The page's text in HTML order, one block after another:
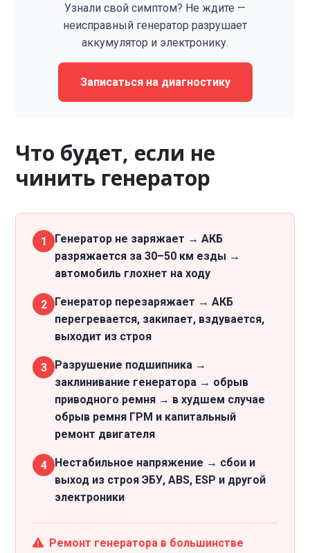
Узнали свой симптом? Не ждите —
неисправный генератор разрушает
аккумулятор и электронику.
Записаться на диагностику
Что будет, если не
чинить генератор
1
Генератор не заряжает → АКБ
разряжается за 30–50 км езды →
автомобиль глохнет на ходу
2
Генератор перезаряжает → АКБ
перегревается, закипает, вздувается,
выходит из строя
3
Разрушение подшипника →
заклинивание генератора → обрыв
приводного ремня → в худшем случае
обрыв ремня ГРМ и капитальный
ремонт двигателя
4
Нестабильное напряжение → сбои и
выход из строя ЭБУ, ABS, ESP и другой
электроники
Ремонт генератора в большинстве